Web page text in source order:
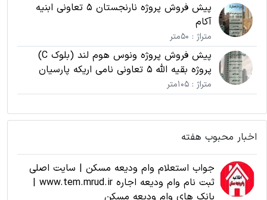
پیش فروش پروژه نارنجستان 5 تعاونی ابنیه
آکام
متراژ : 50متر
پیش فروش پروژه ونوس هوم لند (بلوک C)
پروژه بقیه الله 5 تعاونی نامی اریکه پارسیان
متراژ : 105متر
اخبار محبوب هفته
جواب استعلام وام ودیعه مسکن | سایت اصلی
ثبت نام وام ودیعه اجاره www.tem.mrud.ir |
بانک های وام ودیعه مسکن